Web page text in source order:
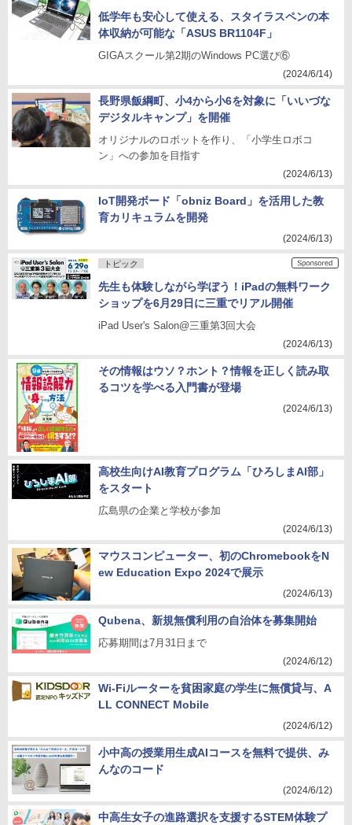
低学年も安心して使える、スタイラスペンの本
体収納が可能な「ASUS BR1104F」
GIGAスクール第2期のWindows PC選び⑥
(2024/6/14)
長野県飯綱町、小4から小6を対象に「いいづな
デジタルキャンプ」を開催
オリジナルのロボットを作り、「小学生ロボコ
ン」への参加を目指す
(2024/6/13)
IoT開発ボード「obniz Board」を活用した教
育カリキュラムを開発
(2024/6/13)
トピック
先生も体験しながら学ぼう！iPadの無料ワーク
ショップを6月29日に三重でリアル開催
iPad User's Salon@三重第3回大会
(2024/6/13)
その情報はウソ？ホント？情報を正しく読み取
るコツを学べる入門書が登場
(2024/6/13)
高校生向けAI教育プログラム「ひろしまAI部」
をスタート
広島県の企業と学校が参加
(2024/6/13)
マウスコンピューター、初のChromebookをN
ew Education Expo 2024で展示
(2024/6/13)
Qubena、新規無償利用の自治体を募集開始
応募期間は7月31日まで
(2024/6/12)
Wi-Fiルーターを貧困家庭の学生に無償貸与、A
LL CONNECT Mobile
(2024/6/12)
小中高の授業用生成AIコースを無料で提供、み
んなのコード
(2024/6/12)
中高生女子の進路選択を支援するSTEM体験プ